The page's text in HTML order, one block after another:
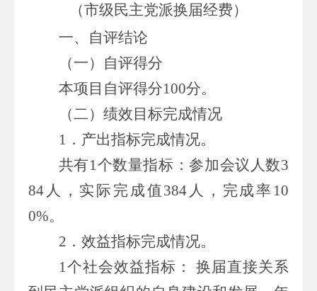
（市级民主党派换届经费）
一、自评结论
（一）自评得分
本项目自评得分100分。
（二） 绩效目标完成情况
1．产出指标完成情况。
共有1个数量指标：参加会议人数3
84人
， 实际完成值384人，完成率10
0%。
2．效益指标完成情况。
1个社会效益指标 ：
换届直接关系